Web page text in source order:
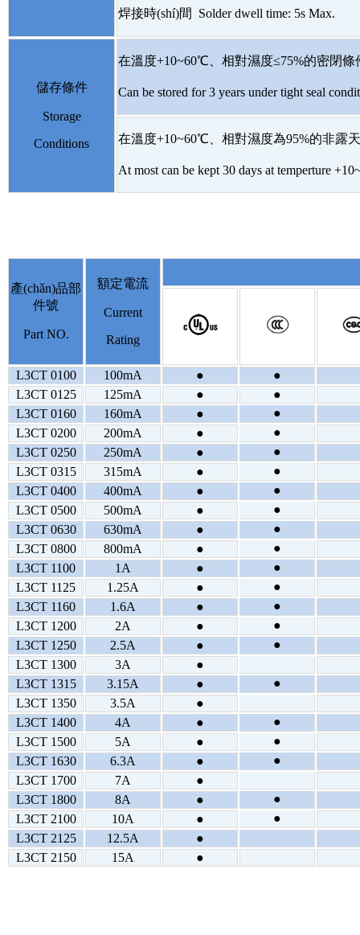
焊接時(shí)間 Solder dwell time: 5s Max.
儲存條件
Storage
Conditions
在溫度+10~60℃、相對濕度≤75%的密閉條
Can be stored for 3 years under tight seal
在溫度+10~60℃、相對濕度為95%的非露天下
At most can be kept 30 days at temperture
產(chǎn)品部
件號
Part NO.
額定電流
Current
Rating
L3CT 0100 100mA ●
●
L3CT 0125
125mA ●
●
L3CT 0160
160mA ●
●
L3CT 0200
200mA ●
●
L3CT 0250
250mA ●
●
L3CT 0315
315mA ●
●
L3CT 0400
400mA ●
●
L3CT 0500
500mA ●
●
L3CT 0630
630mA ●
●
L3CT 0800
800mA ●
●
L3CT 1100
1A ●
●
L3CT 1125
1.25A ●
●
L3CT 1160
1.6A ●
●
L3CT 1200
2A ●
●
L3CT 1250
2.5A ●
●
L3CT 1300
3A
●
L3CT 1315
3.15A ●
●
L3CT 1350
3.5A
●
L3CT 1400
4A ●
●
L3CT 1500
5A ●
●
L3CT 1630
6.3A ●
●
L3CT 1700
7A
●
L3CT 1800
8A ●
●
L3CT 2100
10A ●
●
L3CT 2125
12.5A
●
L3CT 2150
15A ●